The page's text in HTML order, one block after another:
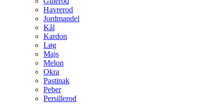
Havrerod
Jordmandel
Kål
Kardon
Løg
Majs
Melon
Okra
Pastinak
Peber
Persillerod